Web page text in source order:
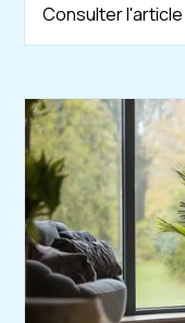
Consulter l'article